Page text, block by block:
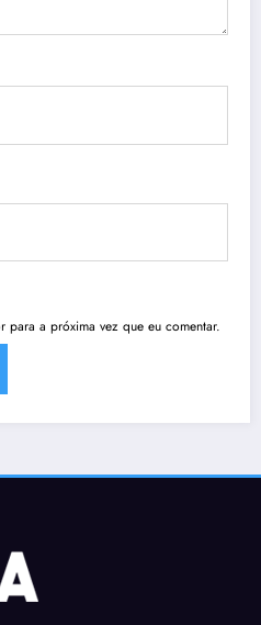
para a próxima vez que eu comentar.